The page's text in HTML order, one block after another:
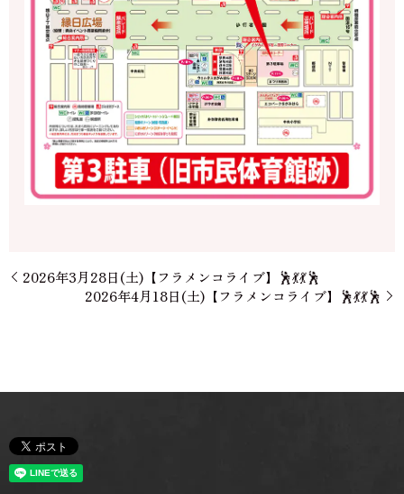
2026年3月28日(土)【フラメンコライブ】🕺💃💃🕺
2026年4月18日(土)【フラメンコライブ】🕺💃💃🕺